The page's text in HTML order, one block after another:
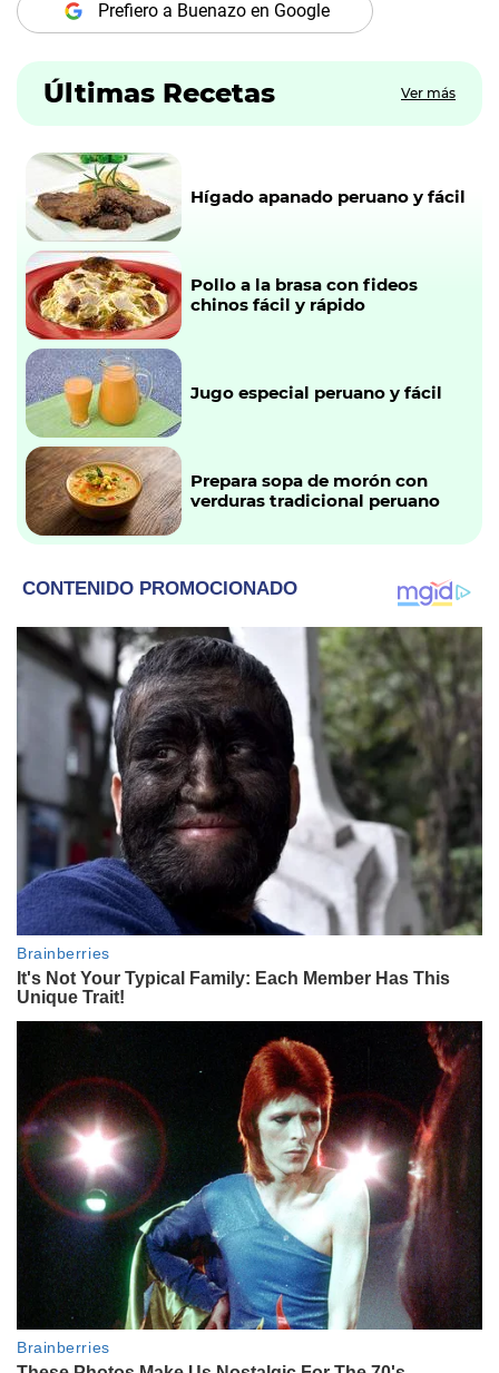
Prefiero a Buenazo en Google
Últimas Recetas Ver más
Hígado apanado peruano y fácil
Pollo a la brasa con fideos
chinos fácil y rápido
Jugo especial peruano y fácil
Prepara sopa de morón con
verduras tradicional peruano